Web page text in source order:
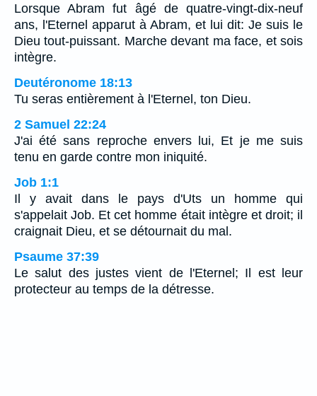
Lorsque Abram fut âgé de quatre-vingt-dix-neuf
ans, l'Eternel apparut à Abram, et lui dit: Je suis le
Dieu tout-puissant. Marche devant ma face, et sois
intègre.
Deutéronome 18:13
Tu seras entièrement à l'Eternel, ton Dieu.
2 Samuel 22:24
J'ai été sans reproche envers lui, Et je me suis
tenu en garde contre mon iniquité.
Job 1:1
Il y avait dans le pays d'Uts un homme qui
s'appelait Job. Et cet homme était intègre et droit; il
craignait Dieu, et se détournait du mal.
Psaume 37:39
Le salut des justes vient de l'Eternel; Il est leur
protecteur au temps de la détresse.